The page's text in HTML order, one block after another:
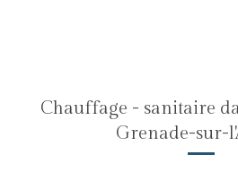
Chauffage - sanitaire
Grenade-sur-